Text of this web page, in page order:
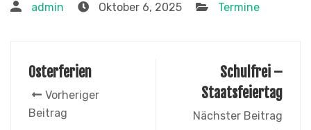
admin Oktober 6, 2025 Termine
Osterferien
Vorheriger
Beitrag
Schulfrei –
Staatsfeiertag
Nächster Beitrag